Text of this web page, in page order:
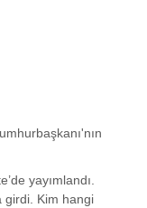
yayımlandı.
girdi. Kim hangi